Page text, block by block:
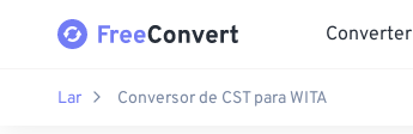
Converter
Lar Conversor de CST para WITA